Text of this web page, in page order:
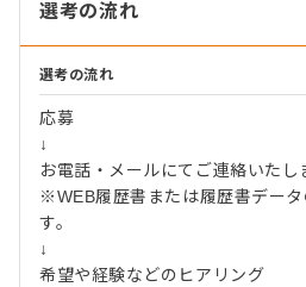
選考の流れ
選考の流れ
応募
↓
お電話・メールにてご連絡いたし
※WEB履歴書または履歴書デー
す。
↓
希望や経験などのヒアリング